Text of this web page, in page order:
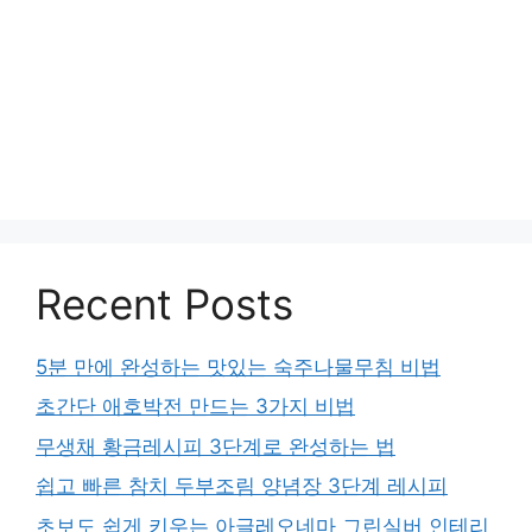
Recent Posts
5분 만에 완성하는 맛있는 숙주나물무침 비법
초간단 애호박전 만드는 3가지 비법
무생채 황금레시피 3단계로 완성하는 법
쉽고 빠른 참치 두부조림 양념장 3단계 레시피
초보도 쉽게 키우는 아글레오네마 그린실버 인테리